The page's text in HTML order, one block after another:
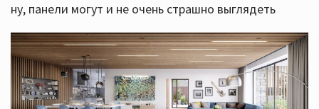
ну, панели могут и не очень страшно выглядеть